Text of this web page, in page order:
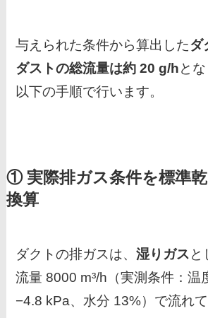
与えられた条件から算出したダ
ダストの総流量は約 20 g/hと
以下の手順で行います。
① 実際排ガス条件を標準
換算
ダクトの排ガスは、湿りガス と
流量 8000 m³/h（実測条件：
−4.8 kPa、水分 13%）で流れて